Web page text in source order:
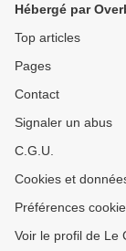
Hébergé par
Top articles
Pages
Contact
Signaler un abus
C.G.U.
Cookies et
Préférences
Voir le profil de Le